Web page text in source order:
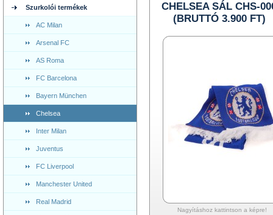
Szurkolói termékek
AC Milan
Arsenal FC
AS Roma
FC Barcelona
Bayern München
Chelsea
Inter Milan
Juventus
FC Liverpool
Manchester United
Real Madrid
CHELSEA SÁL CHS-
(BRUTTÓ 3.900 FT)
Nagyításhoz kattintson a képre!